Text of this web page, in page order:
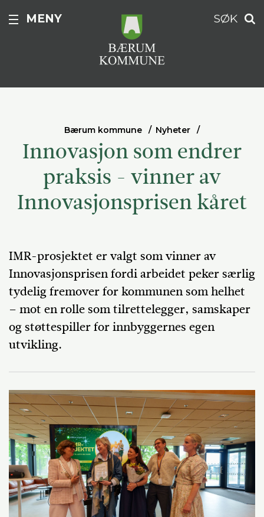
MENY SØK
Bærum kommune Nyheter
Innovasjon som endrer
praksis - vinner av
Innovasjonsprisen kåret
IMR-prosjektet er valgt som vinner av
Innovasjonsprisen fordi arbeidet peker særlig
tydelig fremover for kommunen som helhet
– mot en rolle som tilrettelegger, samskaper
og støttespiller for innbyggernes egen
utvikling.